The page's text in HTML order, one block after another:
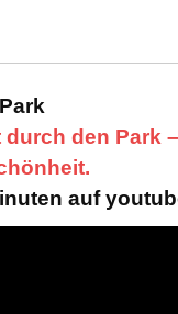
durch den Park
auf